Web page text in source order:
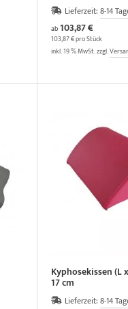
Lieferzeit: 8-14
ab103,87 €
103,87 € pro Stück
inkl. 19 % MwSt. zzgl.
Kyphosekissen (L
17 cm
Lieferzeit: 8-14